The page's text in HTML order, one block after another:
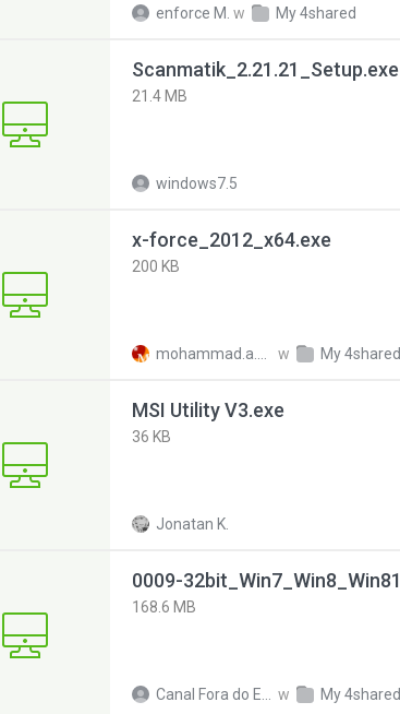
enforce M. w My 4shared
Scanmatik_2.21.21_Setup.exe
21.4 MB
windows7.5
x-force_2012_x64.exe
200 KB
w My 4shared
MSI Utility V3.exe
36 KB
Jonatan K.
168.6 MB
w My 4shared